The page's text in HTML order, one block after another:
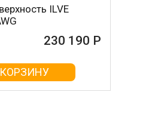
ILVE
230 190 Р